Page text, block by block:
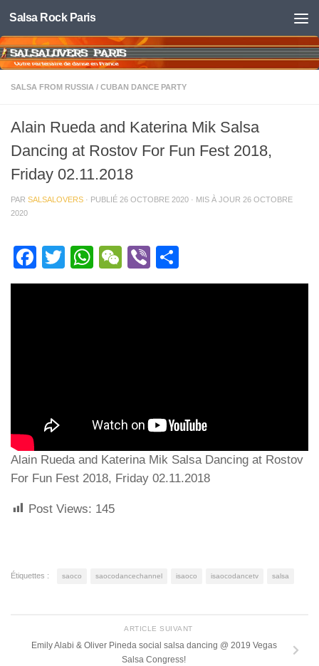
Skip to content
Salsa Rock Paris
SALSA FROM RUSSIA / CUBAN DANCE PARTY
Alain Rueda and Katerina Mik Salsa
Dancing at Rostov For Fun Fest 2018,
Friday 02.11.2018
PAR SALSALOVERS · PUBLIÉ 26 OCTOBRE 2020 · MIS À JOUR 26 OCTOBRE
2020
Facebook
TwitterWhatsApp
WeChat
Viber
Alain Rueda and Katerina Mik Salsa Dancing at Rostov
For Fun Fest 2018, Friday 02.11.2018
Post Views: 145
Étiquettes : saoco saocodancechannel isaoco isaocodancetv salsa
ARTICLE SUIVANT
Emily Alabi & Oliver Pineda social salsa dancing @ 2019 Vegas
Salsa Congress!